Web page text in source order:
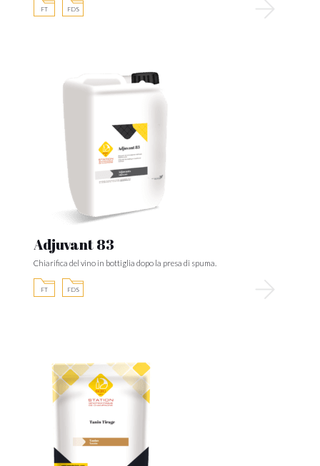
FT FDS
Adjuvant 83
Chiarifica del vino in bottiglia dopo la presa di spuma.
FT FDS